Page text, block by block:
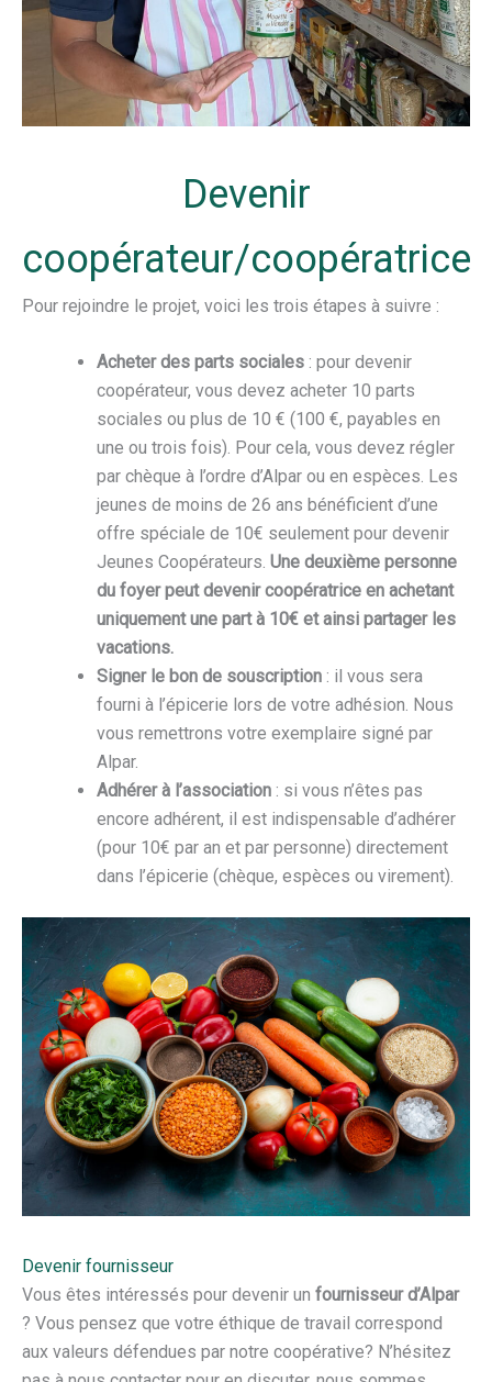
Devenir
coopérateur/coopératrice
Pour rejoindre le projet, voici les trois étapes à suivre :
Acheter des parts sociales : pour devenir
coopérateur, vous devez acheter 10 parts
sociales ou plus de 10 € (100 €, payables en
une ou trois fois). Pour cela, vous devez régler
par chèque à l’ordre d’Alpar ou en espèces. Les
jeunes de moins de 26 ans bénéficient d’une
offre spéciale de 10€ seulement pour devenir
Jeunes Coopérateurs. Une deuxième personne
du foyer peut devenir coopératrice en achetant
uniquement une part à 10€ et ainsi partager les
vacations.
Signer le bon de souscription : il vous sera
fourni à l’épicerie lors de votre adhésion. Nous
vous remettrons votre exemplaire signé par
Alpar.
Adhérer à l’association : si vous n’êtes pas
encore adhérent, il est indispensable d’adhérer
(pour 10€ par an et par personne) directement
dans l’épicerie (chèque, espèces ou virement).
Devenir fournisseur
Vous êtes intéressés pour devenir un fournisseur d’Alpar
? Vous pensez que votre éthique de travail correspond
aux valeurs défendues par notre coopérative? N’hésitez